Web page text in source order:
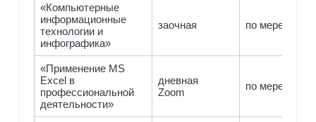
«Компьютерные
информационные
технологии и
инфографика»
заочная по мере
«Применение MS
Excel в
профессиональной
деятельности»
дневная
Zoom
по мере